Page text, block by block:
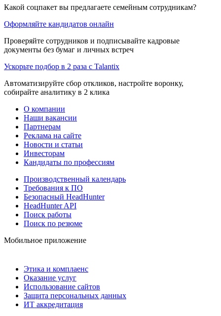
Какой соцпакет вы предлагаете семейным сотрудникам?
Оформляйте кандидатов онлайн
Проверяйте сотрудников и подписывайте кадровые
документы без бумаг и личных встреч
Ускорьте подбор в 2 раза с Talantix
Автоматизируйте сбор откликов, настройте воронку,
собирайте аналитику в 2 клика
О компании
Наши вакансии
Партнерам
Реклама на сайте
Новости и статьи
Инвесторам
Кандидаты по профессиям
Производственный календарь
Требования к ПО
Безопасный HeadHunter
HeadHunter API
Поиск работы
Поиск по резюме
Мобильное приложение
Этика и комплаенс
Оказание услуг
Использование сайтов
Защита персональных данных
ИТ аккредитация